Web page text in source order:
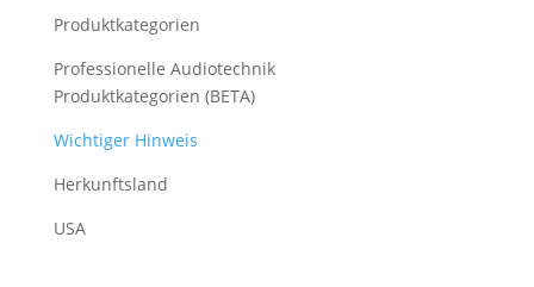
Produktkategorien
Professionelle Audiotechnik
Produktkategorien (BETA)
Wichtiger Hinweis
Herkunftsland
USA